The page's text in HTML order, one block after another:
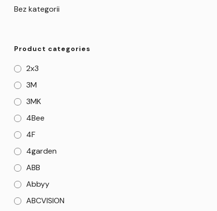
Bez kategorii
Product categories
2x3
3M
3MK
4Bee
4F
4garden
ABB
Abbyy
ABCVISION